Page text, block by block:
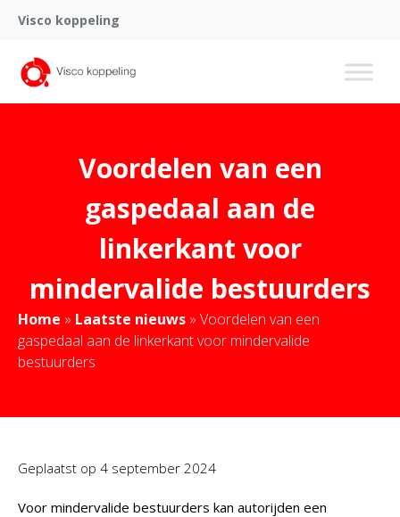
Visco koppeling
Voordelen van een
gaspedaal aan de
linkerkant voor
mindervalide bestuurders
Home » Laatste nieuws » Voordelen van een
gaspedaal aan de linkerkant voor mindervalide
bestuurders
Geplaatst op 4 september 2024
Voor mindervalide bestuurders kan autorijden een